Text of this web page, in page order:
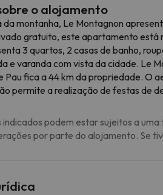
o alojamento
montanha, Le Montagnon
gratuito, este apartamento está
3 quartos, 2 casas de banho,
e varanda com vista da cidade. Le
Pau fica a 44 km da propriedade. O
permite a realização de festas de
indicados podem estar sujeitos a
por parte do alojamento. Se